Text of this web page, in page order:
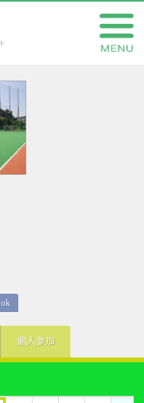
個人参加